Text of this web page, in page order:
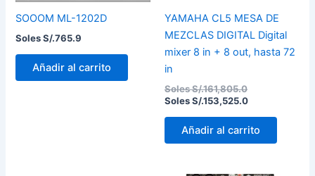
SOOOM ML-1202D
Soles S/.765.9
Añadir al carrito
YAMAHA CL5 MESA DE
MEZCLAS DIGITAL Digital
mixer 8 in + 8 out, hasta 72
in
Soles S/.161,805.0
Soles S/.153,525.0
Añadir al carrito